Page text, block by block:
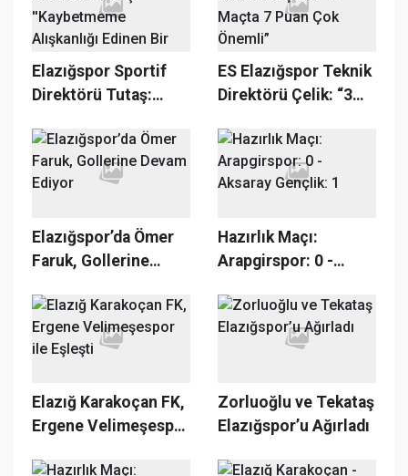
Elazığspor Sportif
Direktörü Tutaş:
Alışkanlığı Edinen Bir
Takım Olduk''
ES Elazığspor Teknik
Direktörü Çelik: “3
Önemli”
Elazığspor’da Ömer
Faruk, Gollerine
Hazırlık Maçı:
Arapgirspor: 0 -
Elazığ Karakoçan FK,
Ergene Velimeşespor
Zorluoğlu ve Tekataş
Elazığspor’u Ağırladı